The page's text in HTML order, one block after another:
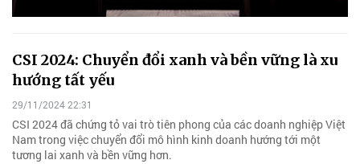
CSI 2024: Chuyển đổi xanh và bền vững là xu
hướng tất yếu
29/11/2024 22:31
CSI 2024 đã chứng tỏ vai trò tiên phong của các doanh nghiệp Việt
Nam trong việc chuyển đổi mô hình kinh doanh hướng tới một
tương lai xanh và bền vững hơn.